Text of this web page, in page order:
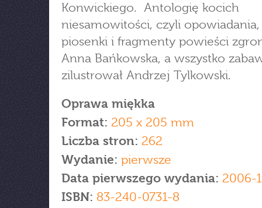
Konwickiego. Antologię kocich
niesamowitości, czyli
piosenki i fragmenty powieści
Anna Bańkowska, a wszystko
zilustrował Andrzej Tylkowski.
Oprawa miękka
Format: 205 x 205 mm
Liczba stron: 262
Wydanie: pierwsze
Data pierwszego wydania: 2006-
ISBN: 83-240-0731-8